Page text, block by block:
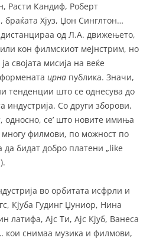
Расти Кандиф, Роберт
браќата Хјуз, Џон Синглтон…
од Л.А. движењето,
кон филмскиот мејнстрим, но
својата мисија на веќе
црна публика. Значи,
тенденции што се однесува до
индустрија. Со други зборови,
односно, се’ што новите имиња
многу филмови, по можност по
да бидат добро платени „like
во орбитата исфрли и
Кјуба Гудинг Џуниор, Нина
латифа, Ајс Ти, Ајс Кјуб, Ванеса
кои снимаа музика и филмови,